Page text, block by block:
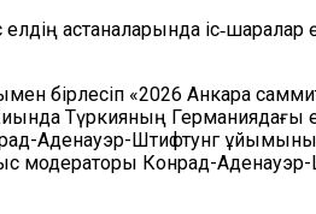
астаналарында іс‑шаралар
«2026 Анкара
Түркияның Германиядағы
Аденауэр-Штифтунг
модераторы Конрад-